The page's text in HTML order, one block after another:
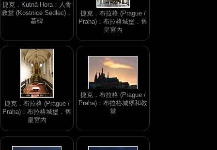
捷克．Kutná Hora：人骨
教堂 (Kostnice Sedlec)．
墓碑
捷克．布拉格 (Prague /
Praha)：布拉格城堡．舊
皇宮內
捷克．布拉格 (Prague /
Praha)：布拉格城堡．舊
皇宮內
捷克．布拉格 (Prague /
Praha)：布拉格城堡和教
堂